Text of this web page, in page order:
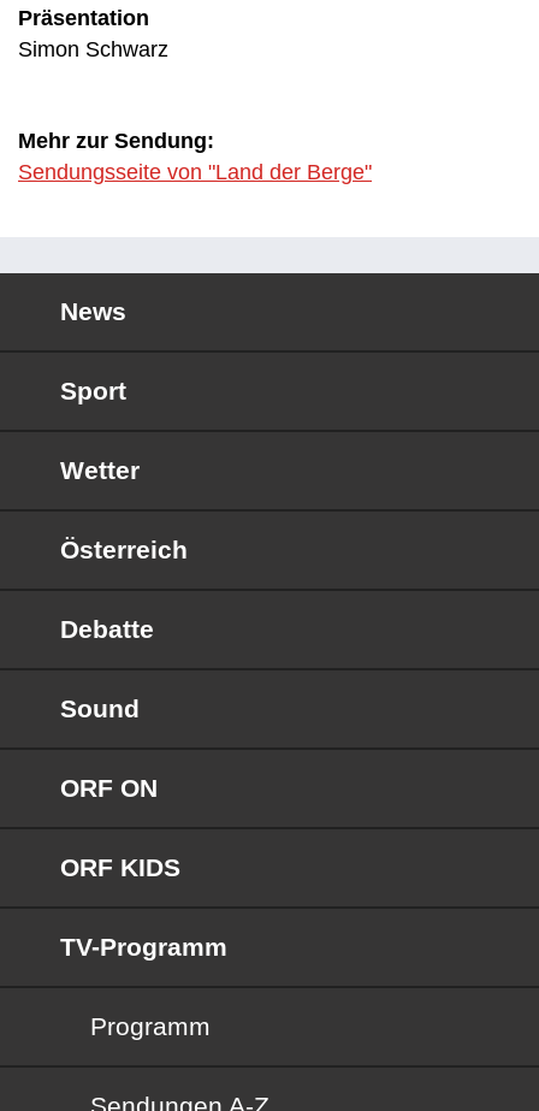
Präsentation
Simon Schwarz
Mehr zur Sendung:
Sendungsseite von "Land der Berge"
News
Sport
Wetter
Österreich
Debatte
Sound
ORF ON
ORF KIDS
TV-Programm
Programm
Sendungen von A bis Z